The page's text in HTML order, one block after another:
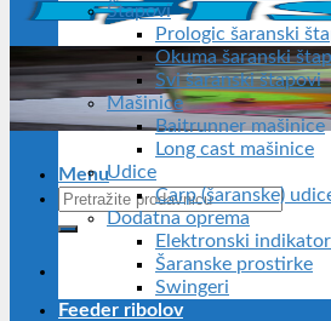
Menu
Претрага
BESPLATNA DOSTAVA
preko 5.000,00 RSD
Štapovi
Prologic šaranski
Okuma šaranski
Svi šaranski štapovi
Mašinice
Baitrunner mašinice
Long cast mašinice
Udice
Carp (šaranske)
Dodatna oprema
Elektronski
Šaranske prostirke
Swingeri
Feeder ribolov